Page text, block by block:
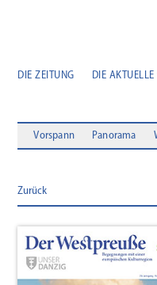
DIE ZEITUNG DIE
Vorspann Panorama
Zurück